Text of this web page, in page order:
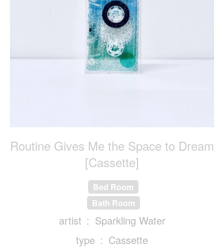
Routine Gives Me the Space to Dream
[Cassette]
Bed Room
Bath Room
artist
Sparkling Water
type
Cassette